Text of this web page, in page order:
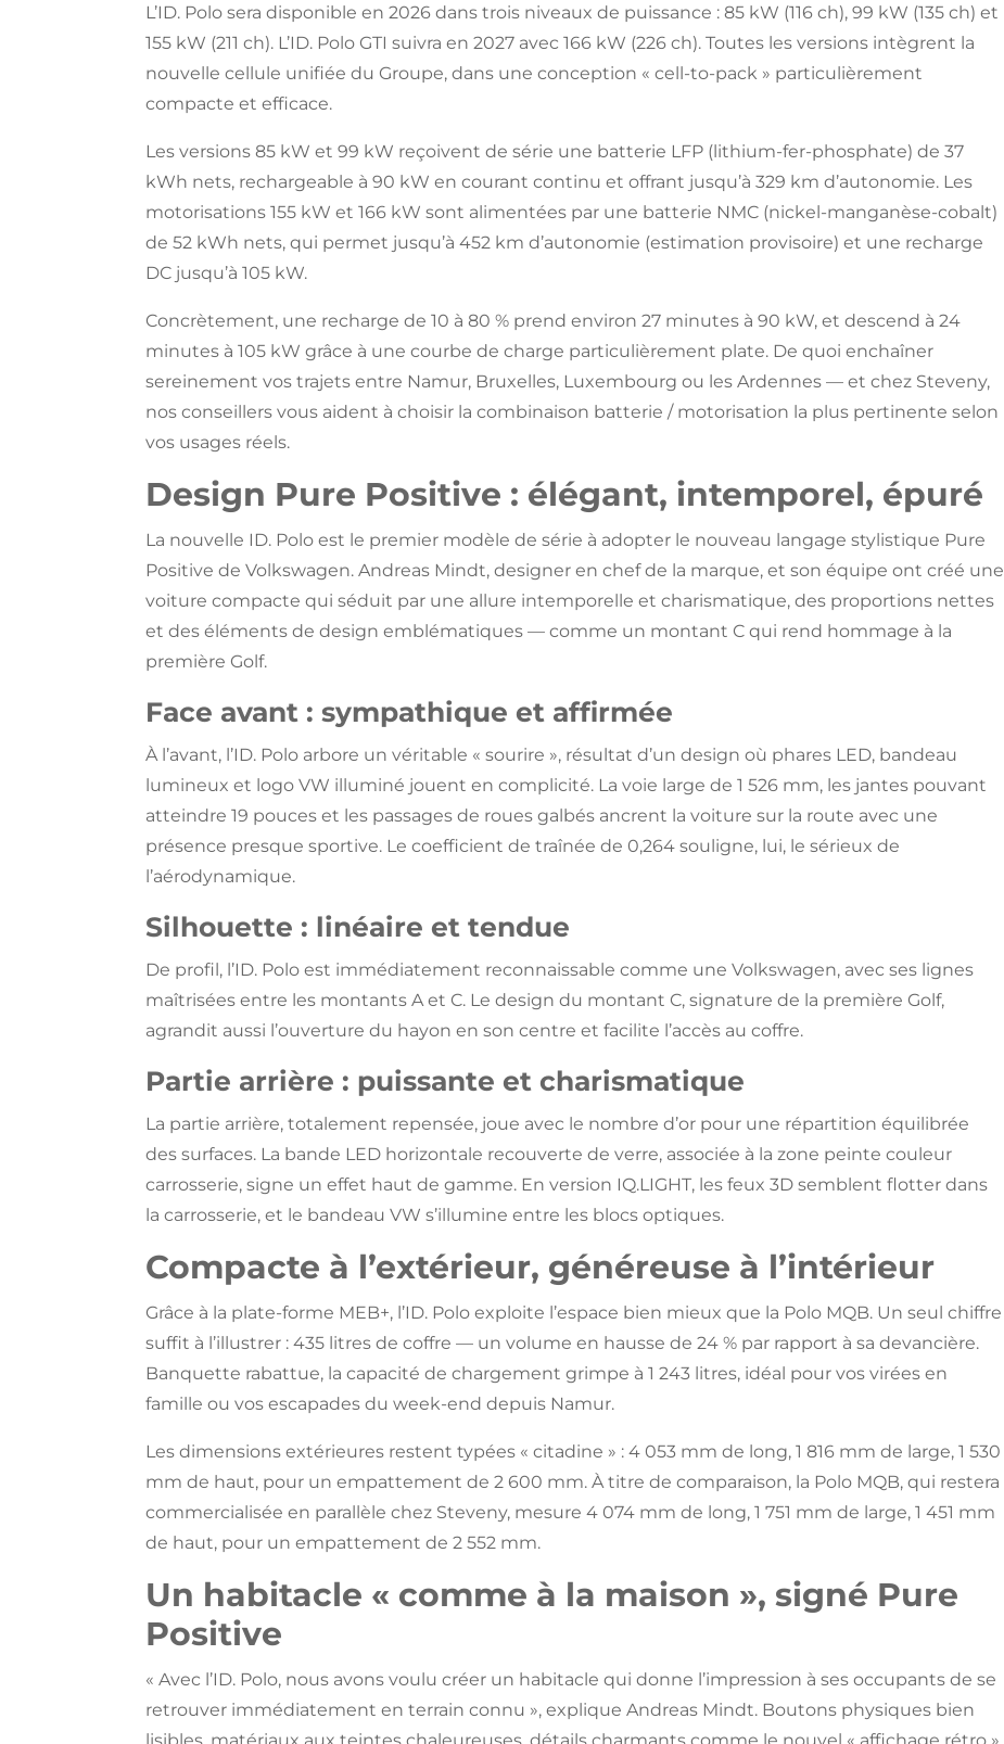
L’ID. Polo sera disponible en 2026 dans trois niveaux de puissance : 85 kW (116 ch), 99 kW (135 ch) et
155 kW (211 ch). L’ID. Polo GTI suivra en 2027 avec 166 kW (226 ch). Toutes les versions intègrent la
nouvelle cellule unifiée du Groupe, dans une conception « cell-to-pack » particulièrement
compacte et efficace.
Les versions 85 kW et 99 kW reçoivent de série une batterie LFP (lithium-fer-phosphate) de 37
kWh nets, rechargeable à 90 kW en courant continu et offrant jusqu’à 329 km d’autonomie. Les
motorisations 155 kW et 166 kW sont alimentées par une batterie NMC (nickel-manganèse-cobalt)
de 52 kWh nets, qui permet jusqu’à 452 km d’autonomie (estimation provisoire) et une recharge
DC jusqu’à 105 kW.
Concrètement, une recharge de 10 à 80 % prend environ 27 minutes à 90 kW, et descend à 24
minutes à 105 kW grâce à une courbe de charge particulièrement plate. De quoi enchaîner
sereinement vos trajets entre Namur, Bruxelles, Luxembourg ou les Ardennes — et chez Steveny,
nos conseillers vous aident à choisir la combinaison batterie / motorisation la plus pertinente selon
vos usages réels.
Design Pure Positive : élégant, intemporel, épuré
La nouvelle ID. Polo est le premier modèle de série à adopter le nouveau langage stylistique Pure
Positive de Volkswagen. Andreas Mindt, designer en chef de la marque, et son équipe ont créé une
voiture compacte qui séduit par une allure intemporelle et charismatique, des proportions nettes
et des éléments de design emblématiques — comme un montant C qui rend hommage à la
première Golf.
Face avant : sympathique et affirmée
À l’avant, l’ID. Polo arbore un véritable « sourire », résultat d’un design où phares LED, bandeau
lumineux et logo VW illuminé jouent en complicité. La voie large de 1 526 mm, les jantes pouvant
atteindre 19 pouces et les passages de roues galbés ancrent la voiture sur la route avec une
présence presque sportive. Le coefficient de traînée de 0,264 souligne, lui, le sérieux de
l’aérodynamique.
Silhouette : linéaire et tendue
De profil, l’ID. Polo est immédiatement reconnaissable comme une Volkswagen, avec ses lignes
maîtrisées entre les montants A et C. Le design du montant C, signature de la première Golf,
agrandit aussi l’ouverture du hayon en son centre et facilite l’accès au coffre.
Partie arrière : puissante et charismatique
La partie arrière, totalement repensée, joue avec le nombre d’or pour une répartition équilibrée
des surfaces. La bande LED horizontale recouverte de verre, associée à la zone peinte couleur
carrosserie, signe un effet haut de gamme. En version IQ.LIGHT, les feux 3D semblent flotter dans
la carrosserie, et le bandeau VW s’illumine entre les blocs optiques.
Compacte à l’extérieur, généreuse à l’intérieur
Grâce à la plate-forme MEB+, l’ID. Polo exploite l’espace bien mieux que la Polo MQB. Un seul chiffre
suffit à l’illustrer : 435 litres de coffre — un volume en hausse de 24 % par rapport à sa devancière.
Banquette rabattue, la capacité de chargement grimpe à 1 243 litres, idéal pour vos virées en
famille ou vos escapades du week-end depuis Namur.
Les dimensions extérieures restent typées « citadine » : 4 053 mm de long, 1 816 mm de large, 1 530
mm de haut, pour un empattement de 2 600 mm. À titre de comparaison, la Polo MQB, qui restera
commercialisée en parallèle chez Steveny, mesure 4 074 mm de long, 1 751 mm de large, 1 451 mm
de haut, pour un empattement de 2 552 mm.
Un habitacle « comme à la maison », signé Pure
Positive
« Avec l’ID. Polo, nous avons voulu créer un habitacle qui donne l’impression à ses occupants de se
retrouver immédiatement en terrain connu », explique Andreas Mindt. Boutons physiques bien